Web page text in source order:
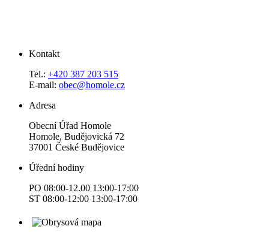
Kontakt
Tel.: +420 387 203 515
E-mail: obec@homole.cz
Adresa
Obecní Úřad Homole
Homole, Budějovická 72
37001 České Budějovice
Úřední hodiny
PO 08:00-12.00 13:00-17:00
ST 08:00-12:00 13:00-17:00